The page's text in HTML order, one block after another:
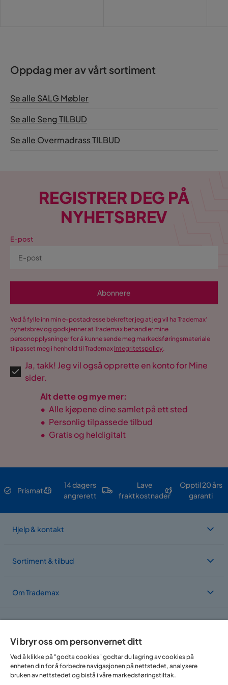
Oppdag mer av vårt sortiment
Se alle SALG Møbler
Se alle Seng TILBUD
Se alle Overmadrass TILBUD
REGISTRER DEG PÅ
NYHETSBREV
E-post
Abonnere
Ved å fylle inn min e-postadresse bekrefter jeg at jeg vil ha Trademax’
nyhetsbrev og godkjenner at Trademax behandler mine
personopplysninger for å kunne sende meg markedsføringsmateriale
tilpasset meg i henhold til Trademax Integritetspolicy.
Ja, takk! Jeg vil også opprette en konto for Mine
sider.
Alt dette og mye mer:
• Alle kjøpene dine samlet på ett sted
• Personlig tilpassede tilbud
• Gratis og heldigitalt
Prismatch
14 dagers
angrerett
Lave
fraktkostnader
Opptil 20 års
garanti
Hjelp & kontakt
Sortiment & tilbud
Om Trademax
Vi bryr oss om personvernet ditt
Ved å klikke på "godta cookies" godtar du lagring av cookies på
enheten din for å forbedre navigasjonen på nettstedet, analysere
bruken av nettstedet og bistå i våre markedsføringstiltak.